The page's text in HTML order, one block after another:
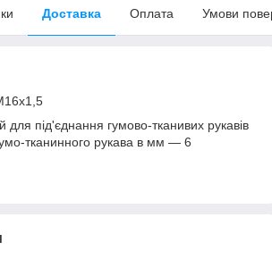
Доставка Оплата Умови
для під'єднання гумово-тканивих рукавів
тканинного рукава в мм — 6